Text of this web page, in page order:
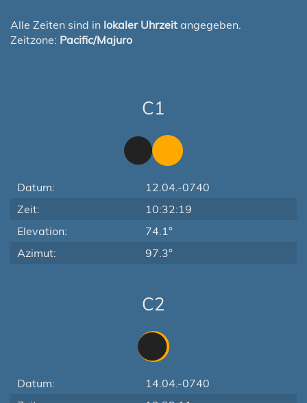
Alle Zeiten sind in lokaler Uhrzeit angegeben.
Zeitzone: Pacific/Majuro
C1
Datum:
12.04.-0740
Zeit:
10:32:19
Elevation:
74.1°
Azimut:
97.3°
C2
Datum:
14.04.-0740